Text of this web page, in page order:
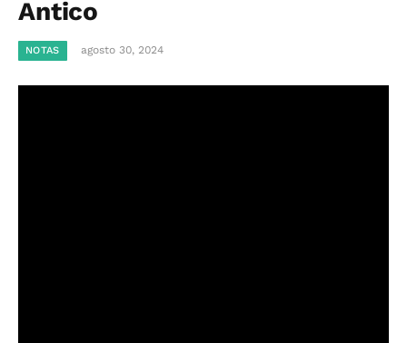
Antico
NOTAS agosto 30, 2024